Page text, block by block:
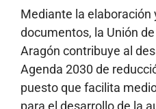
Mediante la elaboración
documentos, la Unión
Aragón contribuye al
Agenda 2030 de
puesto que facilita
para el desarrollo de la